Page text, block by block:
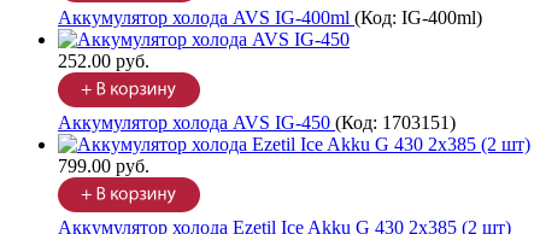
Аккумулятор холода AVS IG-400ml (Код: IG-400ml)
252.00 руб.
Аккумулятор холода AVS IG-450 (Код: 1703151)
799.00 руб.
Аккумулятор холода Ezetil Ice Akku G 430 2x385 (2 шт)